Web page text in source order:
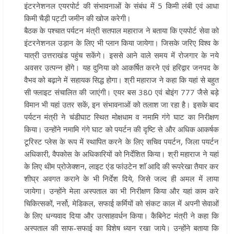
इंटरनेशनल एयरपोर्ट की संभावनाओं के संबंध में 5 किमी लंबी एवं आधा
किमी चैड़ी पट्टी जमीन की खोज करेगी।
बैठक के पश्चात पर्यटन मंत्री सतपाल महाराज ने बताया कि एयपोर्ट सेवा को
इंटरनेशनल उड़ान के लिए भी प्लान किया जायेगा। जिसके जरिए विश्व के
यात्री उत्तराखंड पहुंच सकेंगे। इससे आने वाले समय में रोजगार के नये
अवसर उत्पन्न होंगे। यह दुनिया को आकर्षित करने एवं हरिद्वार जनपद के
वैभव को बढ़ाने में सहायक सिद्ध होगा। श्री महाराज ने कहा कि यहां से बहुत
सी फ्लाइट संचालित की जाएंगी। एयर बस 380 एवं बोइंग 777 जैसे बड़े
विमान भी यहां उतर सकें, इन संभावनाओं को तलाश जा रहा है। इसके बाद
पर्यटन मंत्री ने चंडीघाट स्थित मोक्षधाम व नमामि गंगे घाट का निरीक्षण
किया। उन्होंने नमामि गंगे घाट को पयर्टन की दृष्टि से और अधिक आकर्षक
टूरिस्ट प्लेस के रूप में स्थापित करने के लिए सचिव पयर्टन, जिला पयर्टन
अधिकारी, वैपकोस के अधिकारियों को निर्देशित किया। श्री महाराज ने यहां
के लिए थीम प्रोजेक्शन, लाइट एंड फांउटेन शाॅ आदि की रूपरेखा तैयार कर
शीघ्र अवगत कराने के भी निर्देश दिये, जिसे जल्द ही अमल में लाया
जायेगा। उन्होंने मेला अस्पताल का भी निरीक्षण किया और यहां काम करे
चिकित्सकों, नर्सो, मेडिकल, सफाई कर्मियों को संकट काल में अपनी सेवाओं
के लिए धन्यवाद दिया और उत्साहवर्धन किया। कैबिनेट मंत्री ने कहा कि
अस्पताल की साफ-सफाई का विशेष ध्यान रखा जाये। उन्होंने बताया कि